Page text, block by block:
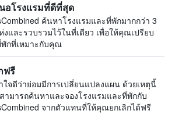
อโรงแรมที่ดีที่สุด
ค้นหาโรงแรมและที่พักมากกว่า 3
งและรวบรวมไว้ในที่เดียว เพื่อให้คุณเปรียบ
พักที่เหมาะกับคุณ
ฟรี
ใจดีว่าย่อมมีการเปลี่ยนแปลงแผน ด้วยเหตุนี้
ามารถค้นหาและจองโรงแรมและที่พักกับ
จากตัวแทนที่ให้คุณยกเลิกได้ฟรี